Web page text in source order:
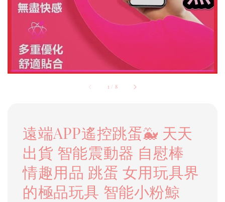
1 / 8
遠端APP遙控跳蛋🐳 天天
出貨 智能震動器 自慰棒
情趣用品 跳蛋 女用玩具界
的極品玩具 智能小粉鯨